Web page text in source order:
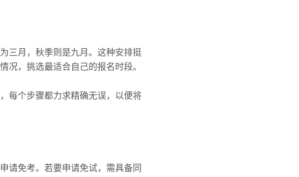
三月，秋季则是九月。这种安排挺
况，挑选最适合自己的报名时段。
每个步骤都力求精确无误，以便将
请免考。若要申请免试，需具备同